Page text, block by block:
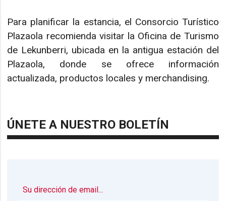
Para planificar la estancia, el Consorcio Turístico
Plazaola recomienda visitar la Oficina de Turismo
de Lekunberri, ubicada en la antigua estación del
Plazaola, donde se ofrece información
actualizada, productos locales y merchandising.
ÚNETE A NUESTRO BOLETÍN